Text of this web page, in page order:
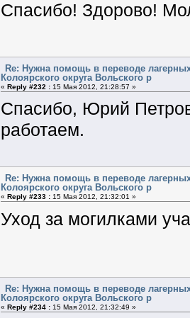
Спасибо! Здорово!
Re: Нужна помощь в переводе
Колоярского округа Вольского р
« Reply #232 :15 Мая 2012, 21:28:57 »
Спасибо, Юрий
работаем.
Re: Нужна помощь в переводе
Колоярского округа Вольского р
« Reply #233 :15 Мая 2012, 21:32:01 »
Уход за могилками
Re: Нужна помощь в переводе
Колоярского округа Вольского р
« Reply #234 :15 Мая 2012, 21:32:49 »